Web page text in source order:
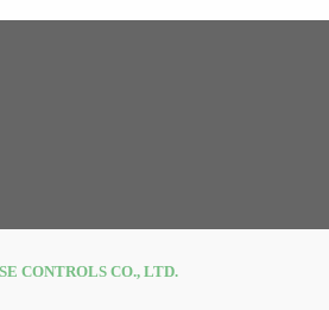
CONTROLS CO., LTD.